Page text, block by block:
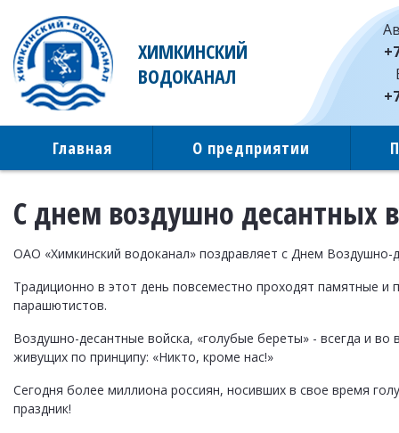
ХИМКИНСКИЙ
ВОДОКАНАЛ
Главная О предприятии
С днем воздушно десантных
ОАО «Химкинский водоканал» поздравляет с Днем Воздушно-
Традиционно в этот день повсеместно проходят памятные и
парашютистов.
Воздушно-десантные войска, «голубые береты» - всегда и
живущих по принципу: «Никто, кроме нас!»
Сегодня более миллиона россиян, носивших в свое время
праздник!